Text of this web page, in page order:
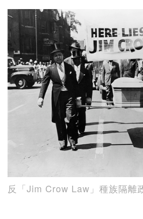
反「Jim Crow Law」種族隔離